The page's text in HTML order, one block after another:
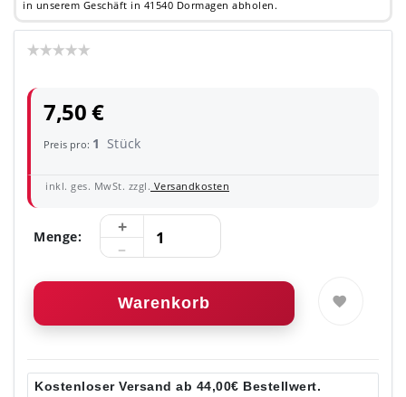
in unserem Geschäft in 41540 Dormagen abholen.
7,50 €
Preis pro: 1 Stück
inkl. ges. MwSt. zzgl. Versandkosten
Menge:
Warenkorb
Kostenloser Versand ab 44,00€ Bestellwert.